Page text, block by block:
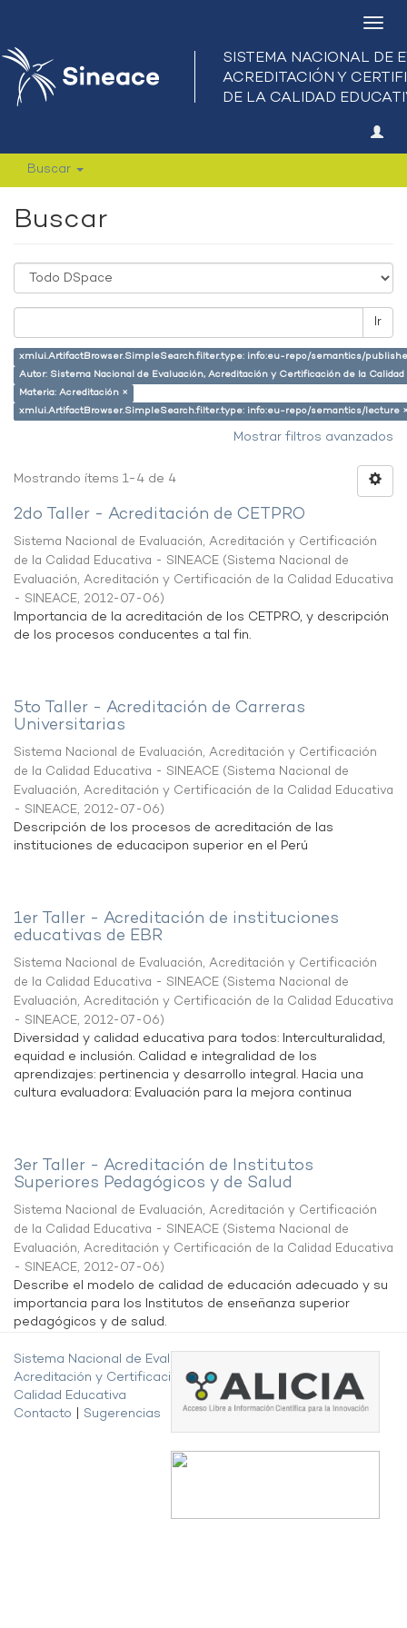
Buscar
Buscar
Ir
xmlui.ArtifactBrowser.SimpleSearch.filter.type: info:eu-repo/semantics/
Autor: Sistema Nacional de Evaluación, Acreditación y Certificación de la
Materia: Acreditación ×
xmlui.ArtifactBrowser.SimpleSearch.filter.type: info:eu-repo/semantics/lecture
Mostrar filtros avanzados
Mostrando ítems 1-4 de 4
2do Taller - Acreditación de CETPRO
Sistema Nacional de Evaluación, Acreditación y Certificación
de la Calidad Educativa - SINEACE (Sistema Nacional de
Evaluación, Acreditación y Certificación de la Calidad Educativa
- SINEACE, 2012-07-06)
Importancia de la acreditación de los CETPRO, y descripción
de los procesos conducentes a tal fin.
5to Taller - Acreditación de Carreras
Universitarias
Sistema Nacional de Evaluación, Acreditación y Certificación
de la Calidad Educativa - SINEACE (Sistema Nacional de
Evaluación, Acreditación y Certificación de la Calidad Educativa
- SINEACE, 2012-07-06)
Descripción de los procesos de acreditación de las
instituciones de educacipon superior en el Perú
1er Taller - Acreditación de instituciones
educativas de EBR
Sistema Nacional de Evaluación, Acreditación y Certificación
de la Calidad Educativa - SINEACE (Sistema Nacional de
Evaluación, Acreditación y Certificación de la Calidad Educativa
- SINEACE, 2012-07-06)
Diversidad y calidad educativa para todos: Interculturalidad,
equidad e inclusión. Calidad e integralidad de los
aprendizajes: pertinencia y desarrollo integral. Hacia una
cultura evaluadora: Evaluación para la mejora continua
3er Taller - Acreditación de Institutos
Superiores Pedagógicos y de Salud
Sistema Nacional de Evaluación, Acreditación y Certificación
de la Calidad Educativa - SINEACE (Sistema Nacional de
Evaluación, Acreditación y Certificación de la Calidad Educativa
- SINEACE, 2012-07-06)
Describe el modelo de calidad de educación adecuado y su
importancia para los Institutos de enseñanza superior
pedagógicos y de salud.
Sistema Nacional de Evaluación,
Acreditación y Certificación de la
Calidad Educativa
Contacto
Sugerencias